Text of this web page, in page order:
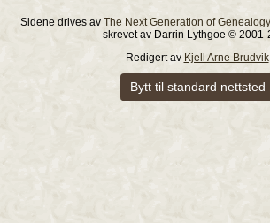
Sidene drives av The Next Generation of
skrevet av Darrin Lythgoe © 2001-
Redigert av Kjell Arne Brudvik.
Bytt til standard nettsted